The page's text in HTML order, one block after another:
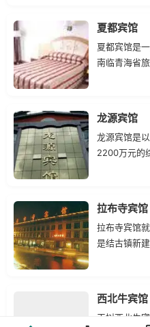
夏都宾馆
夏都宾馆是
南临青海省
龙源宾馆
龙源宾馆是
2200万元的
米，拥有68
拉布寺宾馆
拉布寺宾馆
是结古镇新
西北牛宾馆
玉树西北牛